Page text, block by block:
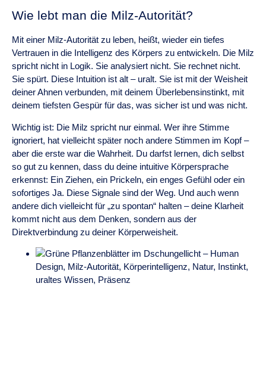
Wie lebt man die Milz-Autorität?
Mit einer Milz-Autorität zu leben, heißt, wieder ein tiefes
Vertrauen in die Intelligenz des Körpers zu entwickeln. Die Milz
spricht nicht in Logik. Sie analysiert nicht. Sie rechnet nicht.
Sie spürt. Diese Intuition ist alt – uralt. Sie ist mit der Weisheit
deiner Ahnen verbunden, mit deinem Überlebensinstinkt, mit
deinem tiefsten Gespür für das, was sicher ist und was nicht.
Wichtig ist: Die Milz spricht nur einmal. Wer ihre Stimme
ignoriert, hat vielleicht später noch andere Stimmen im Kopf –
aber die erste war die Wahrheit. Du darfst lernen, dich selbst
so gut zu kennen, dass du deine intuitive Körpersprache
erkennst: Ein Ziehen, ein Prickeln, ein enges Gefühl oder ein
sofortiges Ja. Diese Signale sind der Weg. Und auch wenn
andere dich vielleicht für „zu spontan“ halten – deine Klarheit
kommt nicht aus dem Denken, sondern aus der
Direktverbindung zu deiner Körperweisheit.